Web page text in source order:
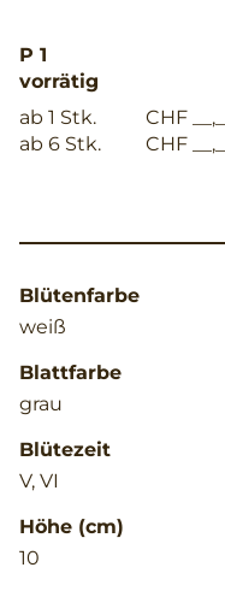
P 1
vorrätig
ab 1 Stk.
CHF __,__
ab 6 Stk.
CHF __,__
Blütenfarbe
weiß
Blattfarbe
grau
Blütezeit
V, VI
Höhe (cm)
10